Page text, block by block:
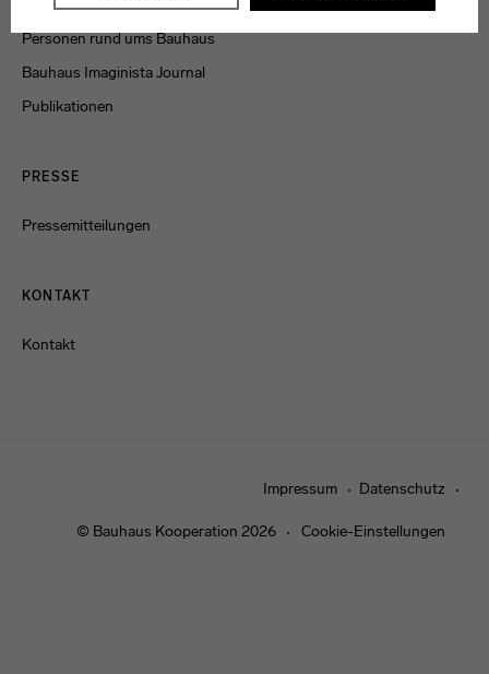
Personen rund ums Bauhaus
Bauhaus Imaginista Journal
Publikationen
PRESSE
Pressemitteilungen
KONTAKT
Kontakt
Impressum Datenschutz
© Bauhaus Kooperation 2026 Cookie-Einstellungen